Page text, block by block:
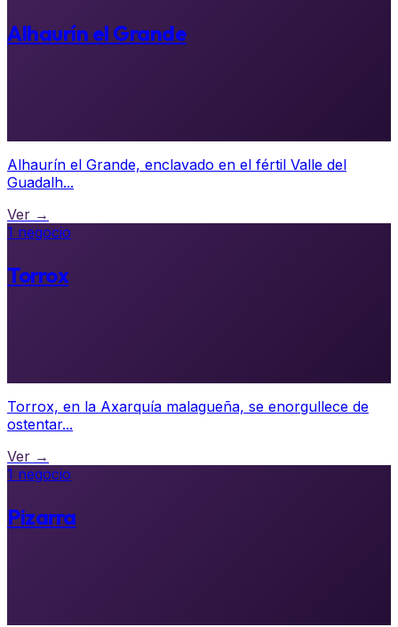
Alhaurín el Grande
Alhaurín el Grande, enclavado en el fértil Valle del
Guadalh...
Ver →
1 negocio
Torrox
Torrox, en la Axarquía malagueña, se enorgullece de
ostentar...
Ver →
1 negocio
Pizarra